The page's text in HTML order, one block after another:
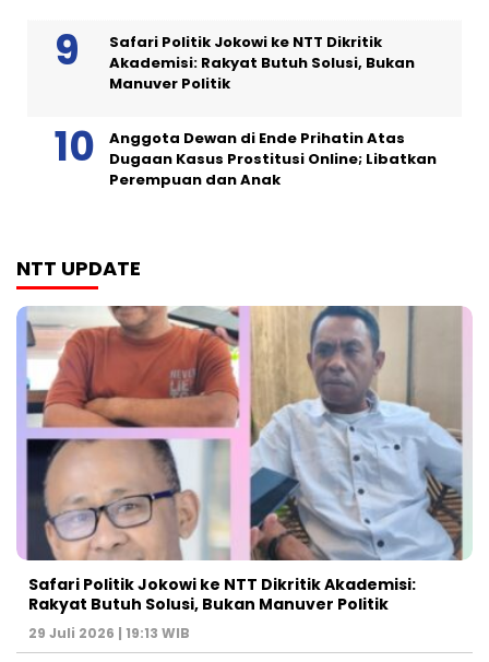
Safari Politik Jokowi ke NTT Dikritik
Akademisi: Rakyat Butuh Solusi, Bukan
Manuver Politik
Anggota Dewan di Ende Prihatin Atas
Dugaan Kasus Prostitusi Online; Libatkan
Perempuan dan Anak
NTT UPDATE
Safari Politik Jokowi ke NTT Dikritik Akademisi:
Rakyat Butuh Solusi, Bukan Manuver Politik
29 Juli 2026 | 19:13 WIB